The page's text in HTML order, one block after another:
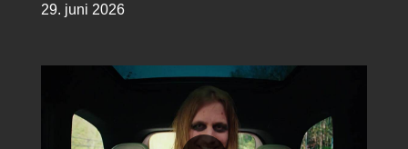
29. juni 2026